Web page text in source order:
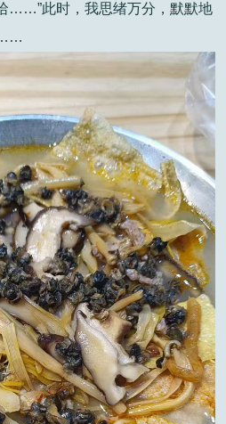
……”此时，我思绪万分，默默地
……